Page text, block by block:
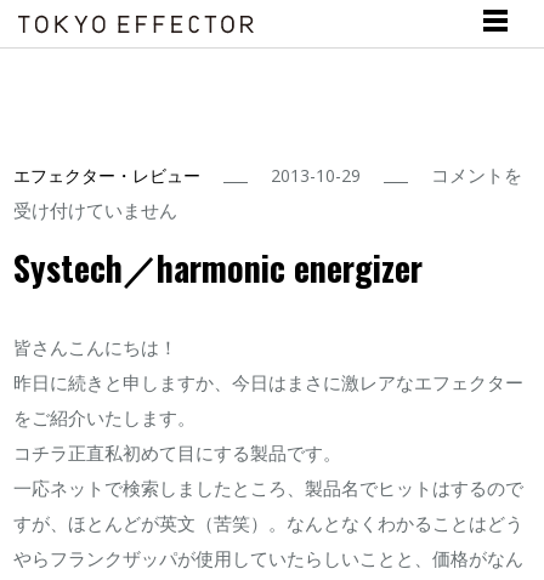
エフェクター・レビュー 2013-10-29
Systech
コメントを
受け付けていません
Systech／harmonic energizer
皆さんこんにちは！
昨日に続きと申しますか、今日はまさに激レアなエフェクター
をご紹介いたします。
コチラ正直私初めて目にする製品です。
一応ネットで検索しましたところ、製品名でヒットはするので
すが、ほとんどが英文（苦笑）。なんとなくわかることはどう
やらフランクザッパが使用していたらしいことと、価格がなん